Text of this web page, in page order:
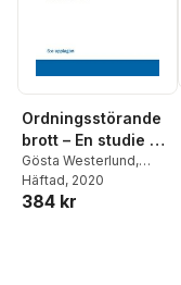
Ordningsstörande
brott – En studie av
brottsbalken och
annan lagstiftning,
särskilt polislagen
Gösta Westerlund,
Maria Emanuelsson
Magnus Wahlund
Häftad, 2020
384 kr